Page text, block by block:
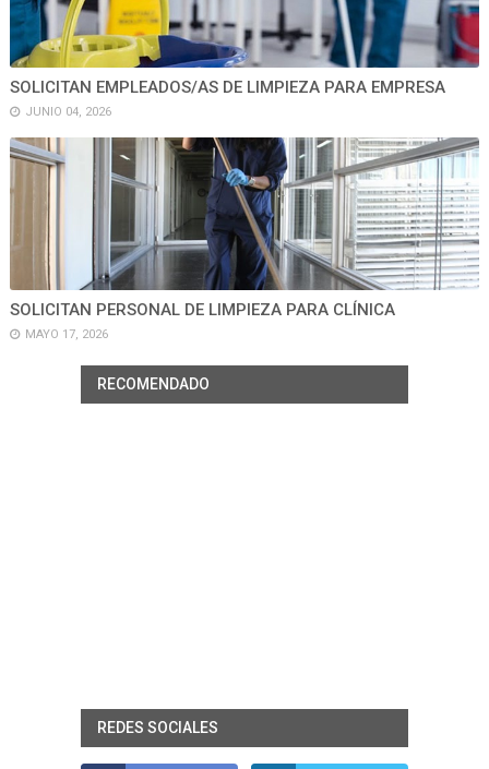
SOLICITAN EMPLEADOS/AS DE LIMPIEZA PARA EMPRESA
JUNIO 04, 2026
SOLICITAN PERSONAL DE LIMPIEZA PARA CLÍNICA
MAYO 17, 2026
RECOMENDADO
REDES SOCIALES